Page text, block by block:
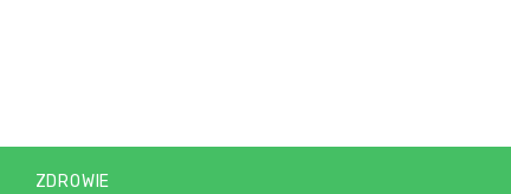
ZDROWIE